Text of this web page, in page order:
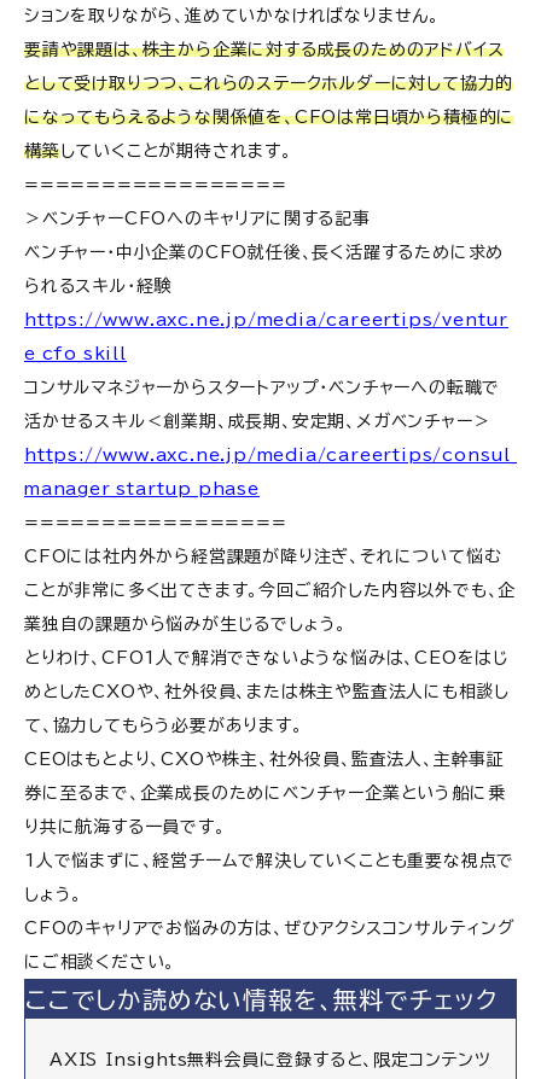
ションを取りながら、進めていかなければなりません。
要請や課題は、株主から企業に対する成長のためのアドバイス
として受け取りつつ、これらのステークホルダーに対して協力的
になってもらえるような関係値を、CFOは常日頃から積極的に
構築していくことが期待されます。
=================
＞ベンチャーCFOへのキャリアに関する記事
ベンチャー・中小企業のCFO就任後、長く活躍するために求め
られるスキル・経験
https://www.axc.ne.jp/media/careertips/ventur
e_cfo_skill
コンサルマネジャーからスタートアップ・ベンチャーへの転職で
活かせるスキル＜創業期、成長期、安定期、メガベンチャー＞
https://www.axc.ne.jp/media/careertips/consul_
manager_startup_phase
=================
CFOには社内外から経営課題が降り注ぎ、それについて悩む
ことが非常に多く出てきます。今回ご紹介した内容以外でも、企
業独自の課題から悩みが生じるでしょう。
とりわけ、CFO1人で解消できないような悩みは、CEOをはじ
めとしたCXOや、社外役員、または株主や監査法人にも相談し
て、協力してもらう必要があります。
CEOはもとより、CXOや株主、社外役員、監査法人、主幹事証
券に至るまで、企業成長のためにベンチャー企業という船に乗
り共に航海する一員です。
1人で悩まずに、経営チームで解決していくことも重要な視点で
しょう。
CFOのキャリアでお悩みの方は、ぜひアクシスコンサルティング
にご相談ください。
ここでしか読めない情報を、無料でチェック
AXIS Insights無料会員に登録すると、限定コンテンツ